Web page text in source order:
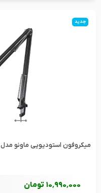
جدید
میکروفون استودیويی ماونو مدل DGM20S RGB
10٬990٬000 تومان